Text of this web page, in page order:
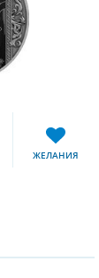
ЖЕЛАНИЯ